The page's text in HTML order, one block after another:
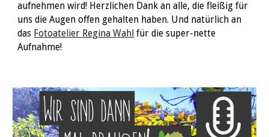
aufnehmen wird! Herzlichen Dank an alle, die fleißig für
uns die Augen offen gehalten haben. Und natürlich an
das Fotoatelier Regina Wahl für die super-nette
Aufnahme!